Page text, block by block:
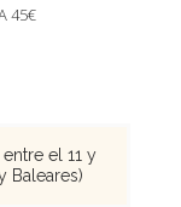
45€
el 11 y
Baleares)